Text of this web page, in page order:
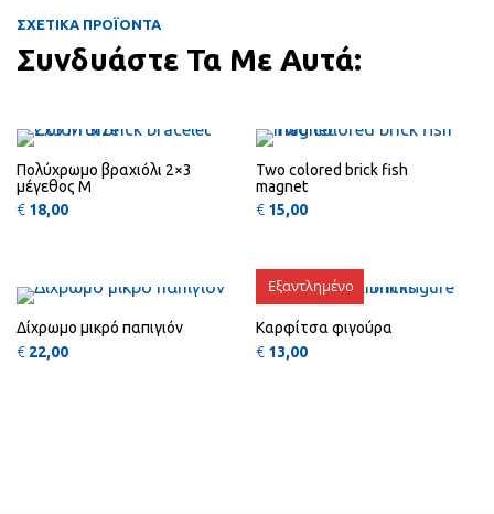
ΣΧΕΤΙΚΑ ΠΡΟΪΟΝΤΑ
Συνδυάστε Τα Με Αυτά:
Αυτό το προϊόν έχει πολλαπλές
Πολύχρωμο βραχιόλι 2×3
μέγεθος Μ
€ 18,00
Two colored brick fish
magnet
€ 15,00
Δίχρωμο μικρό παπιγιόν
€ 22,00
Καρφίτσα φιγούρα
€ 13,00
Εξαντλημένο